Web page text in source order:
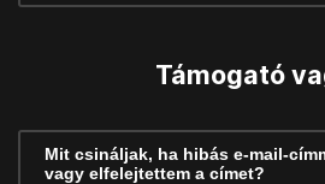
Támogató
Mit csináljak, ha hibás e-mail-
vagy elfelejtettem a címet?